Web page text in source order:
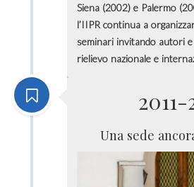
Siena (2002) e Palermo
l’IIPR continua a
seminari invitando autori
rielievo nazionale e
2011-
Una sede